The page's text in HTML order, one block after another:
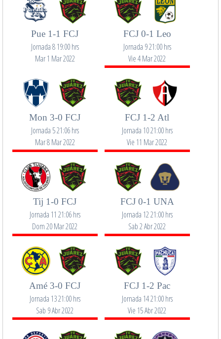
Pue 1-1 FCJ
Jornada 8 19:00 hrs
Mar 1 Mar 2022
FCJ 0-1 Leo
Jornada 9 21:00 hrs
Vie 4 Mar 2022
Mon 3-0 FCJ
Jornada 5 21:06 hrs
Mar 8 Mar 2022
FCJ 1-2 Atl
Jornada 10 21:00 hrs
Vie 11 Mar 2022
Tij 1-0 FCJ
Jornada 11 21:06 hrs
Dom 20 Mar 2022
FCJ 0-1 UNA
Jornada 12 21:00 hrs
Sab 2 Abr 2022
Amé 3-0 FCJ
Jornada 13 21:00 hrs
Sab 9 Abr 2022
FCJ 1-2 Pac
Jornada 14 21:00 hrs
Vie 15 Abr 2022